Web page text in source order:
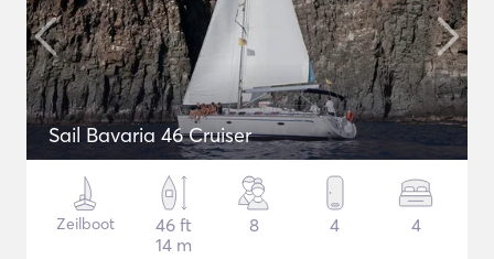
Sail Bavaria 46 Cruiser
Zeilboot
46 ft
14 m
8 4 4